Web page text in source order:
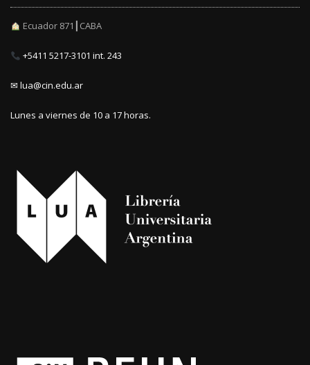
Ecuador 871┃CABA
+5411 5217-3101 int. 243
✉ lua@cin.edu.ar
Lunes a viernes de 10 a 17 horas.